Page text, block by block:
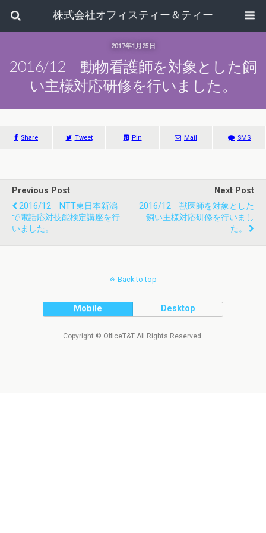
株式会社オフィスティー＆ティー
2017年1月25日
2016/12 動物看護師を対象とした飼
い主様対応研修を行いました。
Share Tweet Pin Mail SMS
Previous Post
2016/12 NTT東日本新潟
で電話応対技能検定講座を行
いました。
Next Post
2016/12 獣医師を対象とした
飼い主様対応研修を行いまし
た。
Back to top
Mobile Desktop
Copyright © OfficeT&T All Rights Reserved.